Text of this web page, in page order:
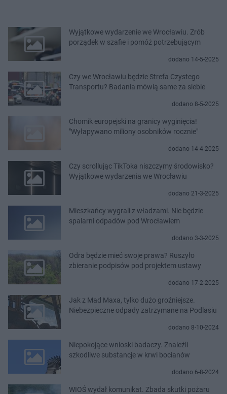
Wyjątkowe wydarzenie we Wrocławiu. Zrób
porządek w szafie i pomóż potrzebującym
dodano 14-5-2025
Czy we Wrocławiu będzie Strefa Czystego
Transportu? Badania mówią same za siebie
dodano 8-5-2025
Chomik europejski na granicy wyginięcia!
"Wyłapywano miliony osobników rocznie"
dodano 14-4-2025
Czy scrollując TikToka niszczymy środowisko?
Wyjątkowe wydarzenia we Wrocławiu
dodano 21-3-2025
Mieszkańcy wygrali z władzami. Nie będzie
spalarni odpadów pod Wrocławiem
dodano 3-3-2025
Odra będzie mieć swoje prawa? Ruszyło
zbieranie podpisów pod projektem ustawy
dodano 17-2-2025
Jak z Mad Maxa, tylko dużo groźniejsze.
Niebezpieczne odpady zatrzymane na Podlasiu
dodano 8-10-2024
Niepokojące wnioski badaczy. Znaleźli
szkodliwe substancje w krwi bocianów
dodano 6-8-2024
WIOŚ wydał komunikat. Zbada skutki pożaru